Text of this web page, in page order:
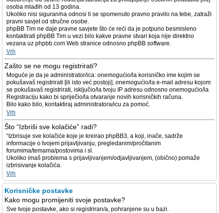
osoba mlađih od 13 godina.
Ukoliko nisi siguran/na odnosi li se spomenuto pravno pravilo na tebe, zatraži
pravni savjet od stručne osobe.
phpBB Tim ne daje pravne savjete što će reći da je potpuno besmisleno
kontaktirati phpBB Tim u vezi bilo kakve pravne stvari koja nije direktno
vezana uz phpbb.com Web stranice odnosno phpBB software.
Vrh
Zašto se ne mogu registrirati?
Moguće je da je administrator/ica: onemogućio/la korisničko ime kojim se
pokušavaš registrirati [ili isto već postoji], onemogućio/la e-mail adresu kojom
se pokušavaš registrirati, isključio/la tvoju IP adresu odnosno onemogućio/la
Registraciju kako bi spriječio/la otvaranje novih korisničkih računa.
Bilo kako bilo, kontaktiraj administratora/icu za pomoć.
Vrh
Što “Izbriši sve kolačiće” radi?
“Izbrisuje sve kolačiće koje je kreirao phpBB3, a koji, inače, sadrže
informacije o tvojem prijavljivanju, pregledanim/pročitanim
forumima/temama/postovima i sl.
Ukoliko imaš problema s prijavljivanjem/odjavljivanjem, (obično) pomaže
izbrisivanje kolačića.
Vrh
Korisničke postavke
Kako mogu promijeniti svoje postavke?
Sve tvoje postavke, ako si registriran/a, pohranjene su u bazi.